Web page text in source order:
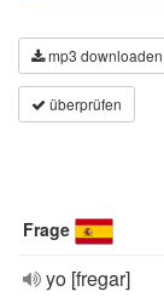
mp3 downloaden
überprüfen
Frage
yo [fregar]